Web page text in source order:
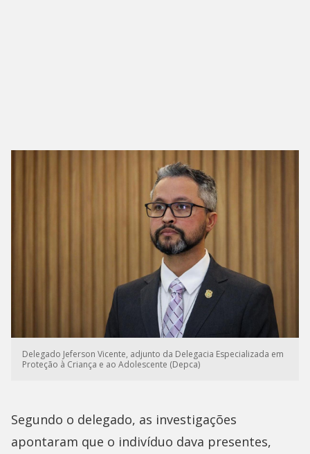
Delegado Jeferson Vicente, adjunto da Delegacia Especializada em
Proteção à Criança e ao Adolescente (Depca)
Segundo o delegado, as investigações
apontaram que o indivíduo dava presentes,